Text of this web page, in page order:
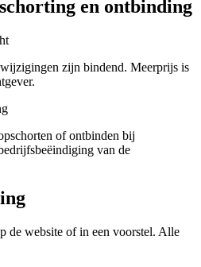
en ontbinding
zijn bindend. Meerprijs is
of ontbinden bij
van de
de website of in een voorstel. Alle